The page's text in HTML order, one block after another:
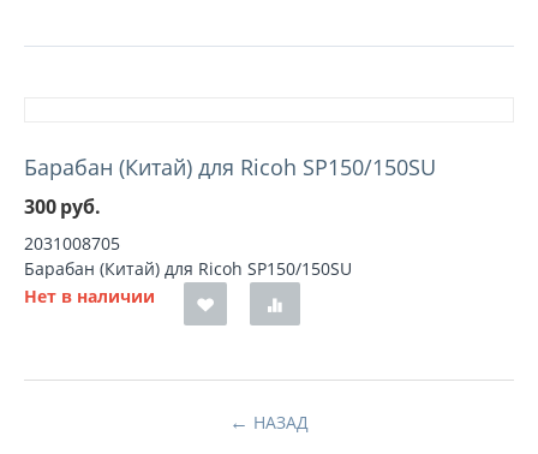
Барабан (Китай) для Ricoh SP150/150SU
300руб.
2031008705
Барабан (Китай) для Ricoh SP150/150SU
Нет в наличии
НАЗАД